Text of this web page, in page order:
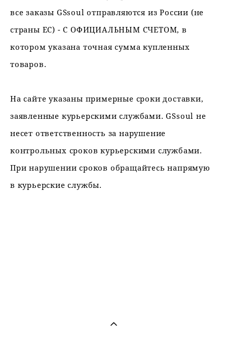
все заказы GSsoul отправляются из России (не
страны ЕС) - С ОФИЦИАЛЬНЫМ СЧЕТОМ, в
котором указана точная сумма купленных
товаров.
На сайте указаны примерные сроки доставки,
заявленные курьерскими службами. GSsoul не
несет ответственность за нарушение
контрольных сроков курьерскими службами.
При нарушении сроков обращайтесь напрямую
в курьерские службы.